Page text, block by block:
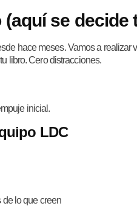
(aquí se decide
hace meses. Vamos a realizar
libro. Cero distracciones.
inicial.
LDC
lo que creen